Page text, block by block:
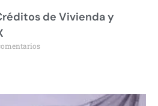
de Vivienda y